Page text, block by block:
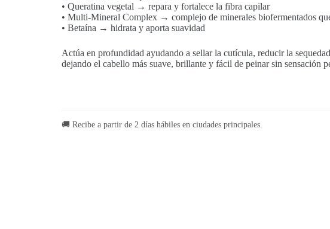
• Queratina vegetal → repara y fortalece la fibra capilar
• Multi-Mineral Complex → complejo de minerales biofermentados
• Betaína → hidrata y aporta suavidad
Actúa en profundidad ayudando a sellar la cutícula, reducir la
dejando el cabello más suave, brillante y fácil de peinar sin sensación
🚚 Recibe a partir de 2 días hábiles en ciudades principales.